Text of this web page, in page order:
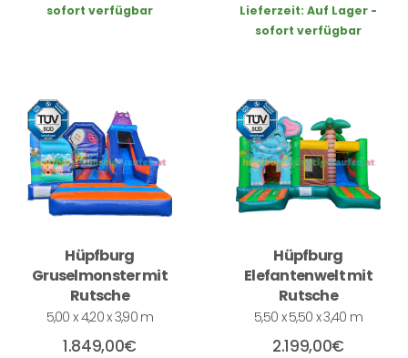
sofort verfügbar
Lieferzeit: Auf Lager -
sofort verfügbar
Hüpfburg
Gruselmonster mit
Rutsche
5,00 x 4,20 x 3,90 m
1.849,00€
Hüpfburg
Elefantenwelt mit
Rutsche
5,50 x 5,50 x 3,40 m
2.199,00€